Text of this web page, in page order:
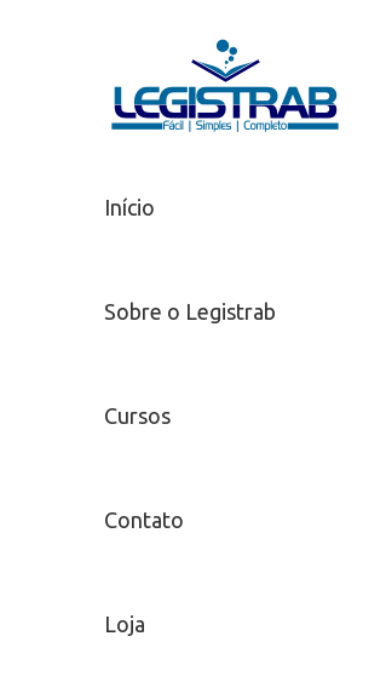
Início
Sobre o Legistrab
Cursos
Contato
Loja